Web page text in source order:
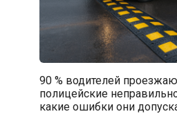
90 % водителей
полицейские
какие ошибки они